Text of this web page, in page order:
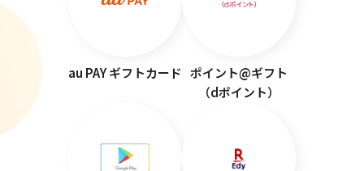
au PAY ギフトカード ポイント@ギフト
（dポイント）